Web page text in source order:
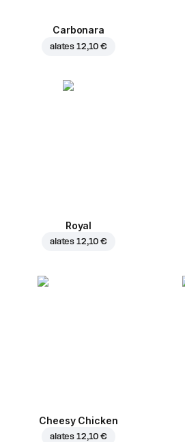
Carbonara
alates 12,10 €
Royal
alates 12,10 €
Cheesy Chicken
alates 12,10 €